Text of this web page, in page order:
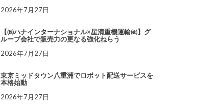
2026年7月27日
【㈱ハナインターナショナル×星清重機運輸㈱】グ
ループ会社で販売力の更なる強化ねらう
2026年7月27日
東京ミッドタウン八重洲でロボット配送サービスを
本格始動
2026年7月27日